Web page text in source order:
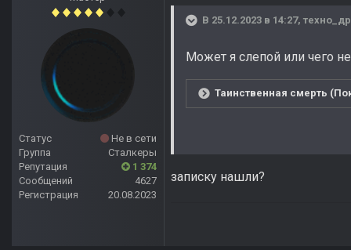
Статус
Не в сети
Группа
Сталкеры
Репутация
1 374
Сообщений
4627
Регистрация
20.08.2023
В 25.12.2023 в 14:27,
Может я слепой или чего
Таинственная смерть
записку нашли?